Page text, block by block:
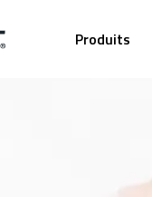
Produits